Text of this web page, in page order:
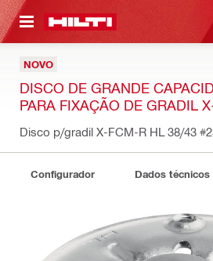
CONTENT
NOVO
DISCO DE GRANDE
PARA FIXAÇÃO DE GRADIL
Disco p/gradil X-FCM-R HL 38/43
Configurador Dados técnicos